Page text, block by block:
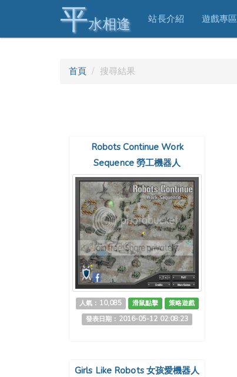
平水相逢 站長介紹 遊戲專區
首頁 搜尋結果
Robots Continue Work
Sequence 勞工機器人
人氣：10,085 滑鼠點擊
策略遊戲
發表日期：2016-05-12 02:08:23
Girls Like Robots 女孩愛機器人